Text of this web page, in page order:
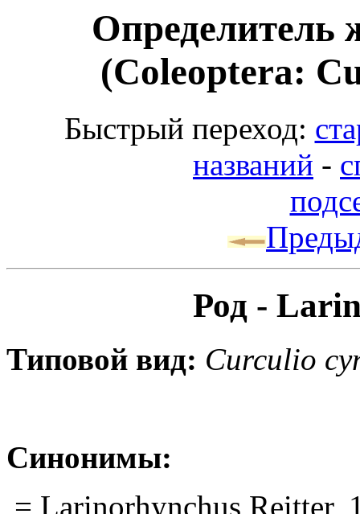
Определитель
(Coleoptera:
Быстрый переход:
названий -
Род -
Типовой вид: Curculio
Синонимы:
= Larinorhynchus Reitter,